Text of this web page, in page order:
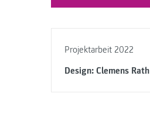
Projektarbeit 2022
Design: Clemens Rath